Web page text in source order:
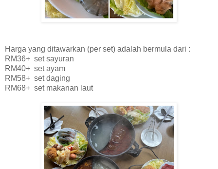
Harga yang ditawarkan (per set) adalah bermula dari :
RM36+ set sayuran
RM40+ set ayam
RM58+ set daging
RM68+ set makanan laut